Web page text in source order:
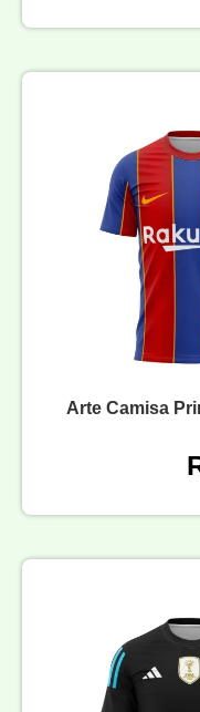
Arte Camisa